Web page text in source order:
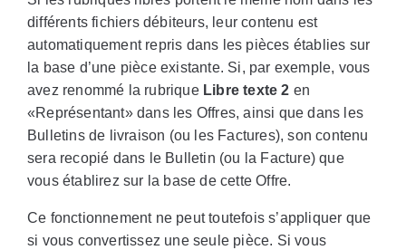
différents fichiers débiteurs, leur contenu est
automatiquement repris dans les pièces établies sur
la base d’une pièce existante. Si, par exemple, vous
avez renommé la rubrique Libre texte 2 en
«Représentant» dans les Offres, ainsi que dans les
Bulletins de livraison (ou les Factures), son contenu
sera recopié dans le Bulletin (ou la Facture) que
vous établirez sur la base de cette Offre.
Ce fonctionnement ne peut toutefois s’appliquer que
si vous convertissez une seule pièce. Si vous